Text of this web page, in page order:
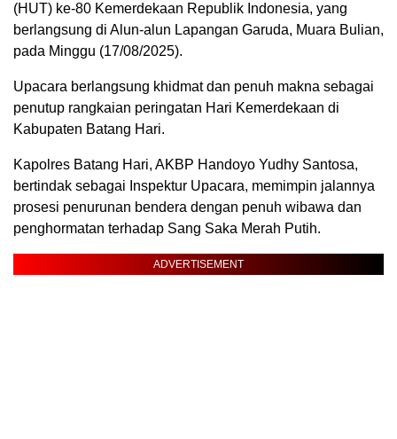
(HUT) ke-80 Kemerdekaan Republik Indonesia, yang
berlangsung di Alun-alun Lapangan Garuda, Muara Bulian,
pada Minggu (17/08/2025).
Upacara berlangsung khidmat dan penuh makna sebagai
penutup rangkaian peringatan Hari Kemerdekaan di
Kabupaten Batang Hari.
Kapolres Batang Hari, AKBP Handoyo Yudhy Santosa,
bertindak sebagai Inspektur Upacara, memimpin jalannya
prosesi penurunan bendera dengan penuh wibawa dan
penghormatan terhadap Sang Saka Merah Putih.
ADVERTISEMENT